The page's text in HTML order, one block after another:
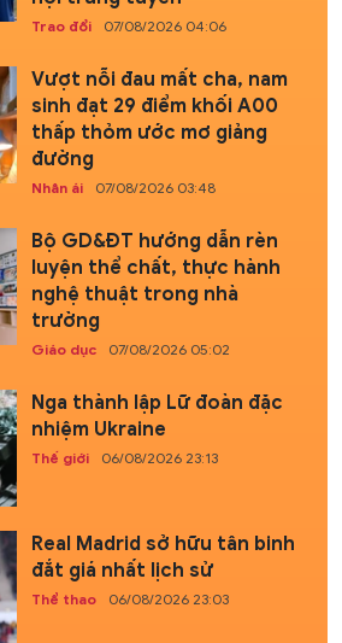
Trao đổi 07/08/2026 04:06
Vượt nỗi đau mất cha, nam
sinh đạt 29 điểm khối A00
thấp thỏm ước mơ giảng
đường
Nhân ái 07/08/2026 03:48
Bộ GD&ĐT hướng dẫn rèn
luyện thể chất, thực hành
nghệ thuật trong nhà
trường
Giáo dục 07/08/2026 05:02
Nga thành lập Lữ đoàn đặc
nhiệm Ukraine
Thế giới 06/08/2026 23:13
Real Madrid sở hữu tân binh
đắt giá nhất lịch sử
Thể thao 06/08/2026 23:03